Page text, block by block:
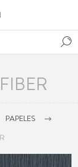
PAPELES